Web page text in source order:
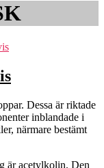
Dessa är riktade
inblandade i
närmare bestämt
är acetylkolin. Den